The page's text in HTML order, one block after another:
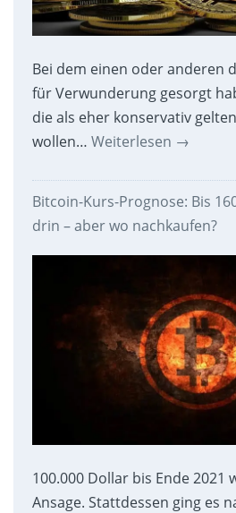
Bei dem einen oder anderen
für Verwunderung gesorgt
die als eher konservativ
wollen… Weiterlesen →
Bitcoin-Kurs-Prognose: Bis
drin – aber wo nachkaufen?
100.000 Dollar bis Ende 2021
Ansage. Stattdessen ging es